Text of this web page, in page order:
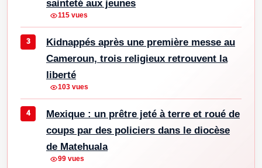
sainteté aux jeunes
115 vues
Kidnappés après une première messe au
Cameroun, trois religieux retrouvent la
liberté
103 vues
Mexique : un prêtre jeté à terre et roué de
coups par des policiers dans le diocèse
de Matehuala
99 vues